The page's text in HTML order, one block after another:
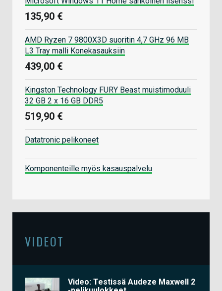
135,90 €
AMD Ryzen 7 9800X3D suoritin 4,7 GHz 96 MB
L3 Tray malli Konekasauksiin
439,00 €
Kingston Technology FURY Beast muistimoduuli
32 GB 2 x 16 GB DDR5
519,90 €
Datatronic pelikoneet
Komponenteille myös kasauspalvelu
VIDEOT
Video: Testissä Audeze Maxwell 2